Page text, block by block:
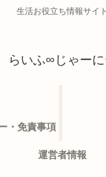
生活お役立ち情報サイト
らいふ∞じゃー
・免責事項
運営者情報